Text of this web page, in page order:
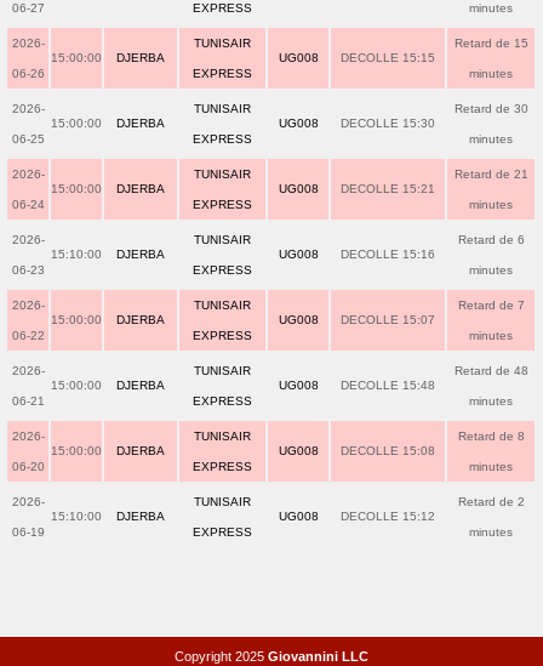
06-27 EXPRESS minutes
2026-
06-26
15:00:00 DJERBA
TUNISAIR
EXPRESS
UG008 DECOLLE 15:15
Retard de 15
minutes
2026-
06-25
15:00:00 DJERBA
TUNISAIR
EXPRESS
UG008 DECOLLE 15:30
Retard de 30
minutes
2026-
06-24
15:00:00 DJERBA
TUNISAIR
EXPRESS
UG008 DECOLLE 15:21
Retard de 21
minutes
2026-
06-23
15:10:00 DJERBA
TUNISAIR
EXPRESS
UG008 DECOLLE 15:16
Retard de 6
minutes
2026-
06-22
15:00:00 DJERBA
TUNISAIR
EXPRESS
UG008 DECOLLE 15:07
Retard de 7
minutes
2026-
06-21
15:00:00 DJERBA
TUNISAIR
EXPRESS
UG008 DECOLLE 15:48
Retard de 48
minutes
2026-
06-20
15:00:00 DJERBA
TUNISAIR
EXPRESS
UG008 DECOLLE 15:08
Retard de 8
minutes
2026-
06-19
15:10:00 DJERBA
TUNISAIR
EXPRESS
UG008 DECOLLE 15:12
Retard de 2
minutes
Copyright 2025 Giovannini LLC